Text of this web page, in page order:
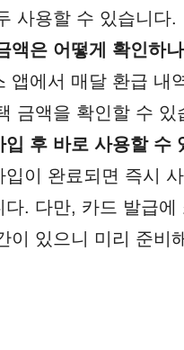
사용할 수 있습니다.
액은 어떻게 확인하
앱에서 매달 환급 내
금액을 확인할 수 있
입 후 바로 사용할 수
입이 완료되면 즉시
다. 다만, 카드 발급에
이 있으니 미리 준비